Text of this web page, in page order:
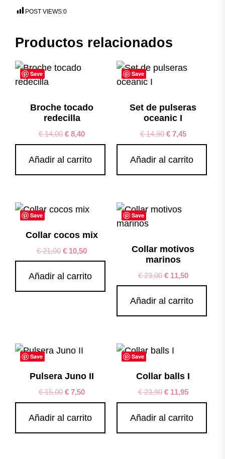
POST VIEWS:0
Productos relacionados
Save
Broche tocado
redecilla
€14,00 € 8,40
Añadir al carrito
Save
Set de pulseras
oceanic I
€14,90 €7,45
Añadir al carrito
Save
Collar cocos mix
€21,00 € 10,50
Añadir al carrito
Save
Collar motivos
marinos
€23,00 €11,50
Añadir al carrito
Save
Pulsera Juno II
€15,00 € 7,50
Añadir al carrito
Save
Collar balls I
€23,90 €11,95
Añadir al carrito